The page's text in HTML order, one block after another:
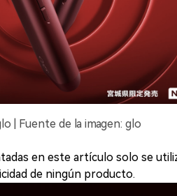
| Fuente de la imagen: glo
en este artículo solo se
de ningún producto.